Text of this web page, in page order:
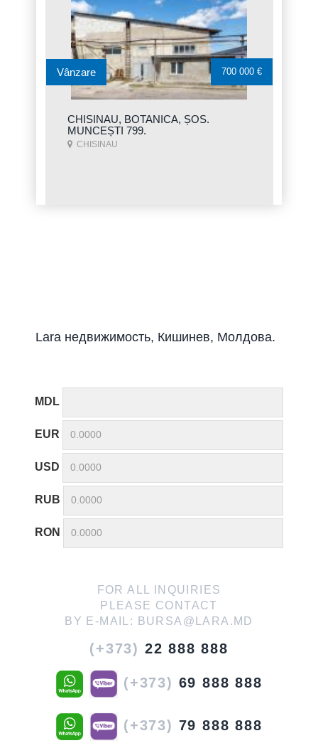
CHISINAU, BOTANICA, ȘOS.
MUNCEȘTI 799.
CHISINAU
Vânzare 700 000 €
Lara недвижимость, Кишинев, Молдова.
MDL
EUR
USD
RUB
RON
FOR ALL INQUIRIES
PLEASE CONTACT
BY E-MAIL:
BURSA@LARA.MD
(+373) 22 888 888
(+373) 69 888 888
(+373) 79 888 888